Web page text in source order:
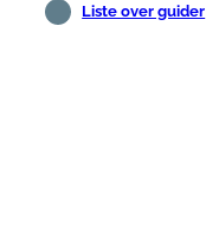
Liste over guider